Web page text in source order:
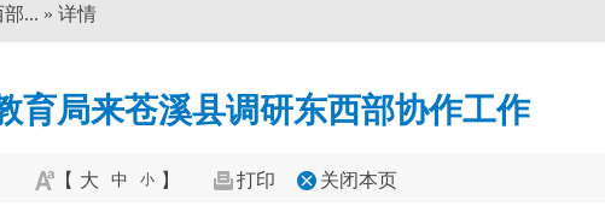
... » 详情
育局来苍溪县调研东西部协作工作
【 大 中 小 】 打印 关闭本页